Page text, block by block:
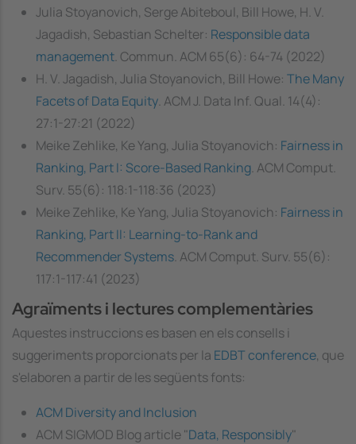
Julia Stoyanovich, Serge Abiteboul, Bill Howe, H. V.
Jagadish, Sebastian Schelter: Responsible data
management. Commun. ACM 65(6): 64-74 (2022)
H. V. Jagadish, Julia Stoyanovich, Bill Howe: The Many
Facets of Data Equity. ACM J. Data Inf. Qual. 14(4):
27:1-27:21 (2022)
Meike Zehlike, Ke Yang, Julia Stoyanovich: Fairness in
Ranking, Part I: Score-Based Ranking. ACM Comput.
Surv. 55(6): 118:1-118:36 (2023)
Meike Zehlike, Ke Yang, Julia Stoyanovich: Fairness in
Ranking, Part II: Learning-to-Rank and
Recommender Systems. ACM Comput. Surv. 55(6):
117:1-117:41 (2023)
Agraïments i lectures complementàries
Aquestes instruccions es basen en els consells i
suggeriments proporcionats per la EDBT conference, que
s'elaboren a partir de les següents fonts:
ACM Diversity and Inclusion
ACM SIGMOD Blog article "Data, Responsibly"